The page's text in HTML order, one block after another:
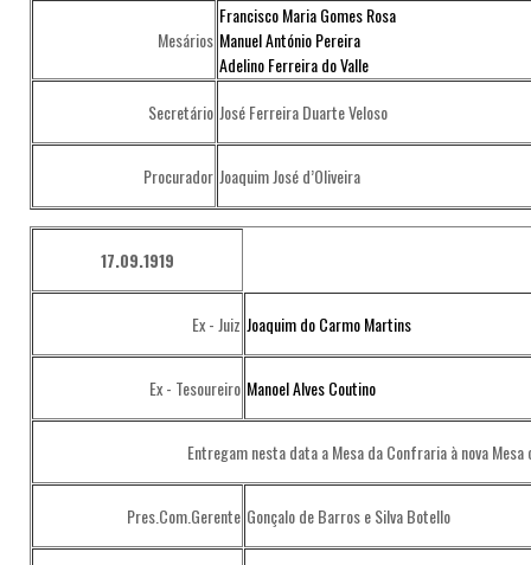
Mesários
Francisco Maria Gomes Rosa
Manuel António Pereira
Adelino Ferreira do Valle
Secretário José Ferreira Duarte Veloso
Procurador Joaquim José d’Oliveira
17.09.1919
Ex - Juiz Joaquim do Carmo Martins
Ex - Tesoureiro Manoel Alves Coutino
Entregam nesta data a Mesa da Confraria à nova
Pres.Com.Gerente Gonçalo de Barros e Silva Botello